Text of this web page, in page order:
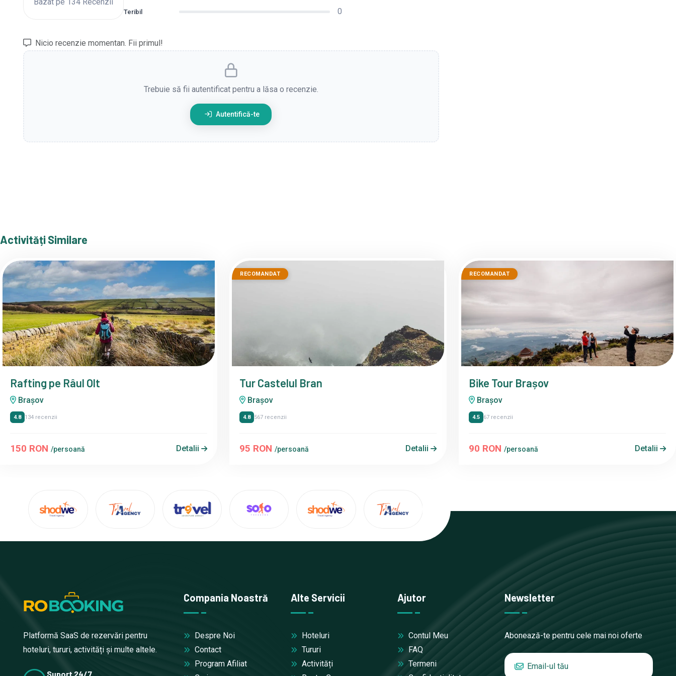
Teribil 0
Nicio recenzie momentan. Fii primul!
Trebuie să fii autentificat pentru a lăsa o recenzie.
Autentifică-te
Activități Similare
Rafting pe Râul Olt
Brașov
4.8 134 recenzii
150 RON /persoană Detalii
RECOMANDAT
Tur Castelul Bran
Brașov
4.8 567 recenzii
95 RON /persoană Detalii
RECOMANDAT
Bike Tour Brașov
Brașov
4.5 67 recenzii
90 RON /persoană Detalii
Platformă SaaS de rezervări pentru
hoteluri, tururi, activități și multe altele.
Suport 24/7
Compania Noastră
Despre Noi
Contact
Program Afiliat
Alte Servicii
Hoteluri
Tururi
Activități
Ajutor
Contul Meu
FAQ
Termeni
Newsletter
Abonează-te pentru cele mai noi oferte